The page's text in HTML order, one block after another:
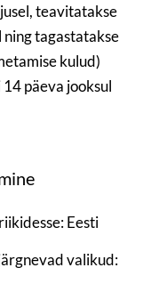
teavitatakse
ning tagastatakse
kulud)
päeva jooksul
Eesti
valikud: